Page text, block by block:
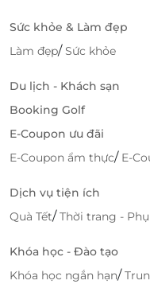
Hành trình đưa du
mang đậm dấu ấn
Sức khỏe & Làm đẹp
Làm đẹp/Sức khỏe
Du lịch - Khách sạn
Booking Golf
E-Coupon ưu đãi
E-Coupon ẩm thực/ E-
Dịch vụ tiện ích
Quà Tết/Thời trang -
Khóa học - Đào tạo
Khóa học ngắn hạn/